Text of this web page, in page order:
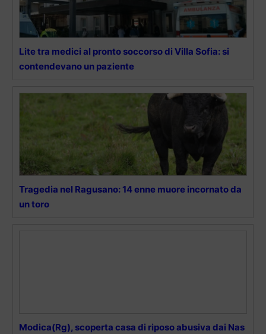
Lite tra medici al pronto soccorso di Villa Sofia: si
contendevano un paziente
Tragedia nel Ragusano: 14 enne muore incornato da
un toro
Modica(Rg), scoperta casa di riposo abusiva dai Nas